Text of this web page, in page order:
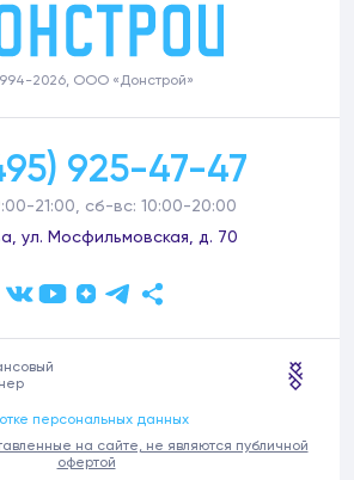
2026, ООО «Донстрой»
925-47-47
21:00, сб-вс: 10:00-20:00
ул. Мосфильмовская, д. 70
персональных данных
на сайте, не являются публичной
офертой